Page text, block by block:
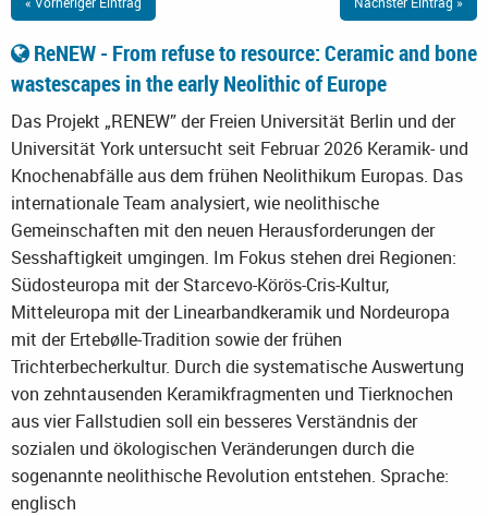
ReNEW - From refuse to resource: Ceramic and bone
wastescapes in the early Neolithic of Europe
Das Projekt „RENEW” der Freien Universität Berlin und der
Universität York untersucht seit Februar 2026 Keramik- und
Knochenabfälle aus dem frühen Neolithikum Europas. Das
internationale Team analysiert, wie neolithische
Gemeinschaften mit den neuen Herausforderungen der
Sesshaftigkeit umgingen. Im Fokus stehen drei Regionen:
Südosteuropa mit der Starcevo-Körös-Cris-Kultur,
Mitteleuropa mit der Linearbandkeramik und Nordeuropa
mit der Ertebølle-Tradition sowie der frühen
Trichterbecherkultur. Durch die systematische Auswertung
von zehntausenden Keramikfragmenten und Tierknochen
aus vier Fallstudien soll ein besseres Verständnis der
sozialen und ökologischen Veränderungen durch die
sogenannte neolithische Revolution entstehen. Sprache:
englisch